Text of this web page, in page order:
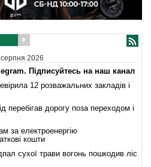
2026
Підписуйтесь на наш канал
12 розважальних закладів і
перебігав дорогу поза переходом і
за електроенергію
кошти
сухої трави вогонь пошкодив ліс